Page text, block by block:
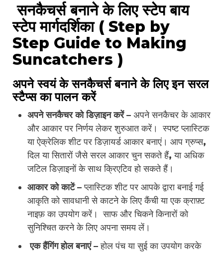
सनकैचर्स बनाने के लिए स्टेप बाय
स्टेप मार्गदर्शिका ( Step by
Step Guide to Making
Suncatchers )
अपने स्वयं के सनकैचर्स बनाने के लिए इन सरल
स्टैप्स का पालन करें
अपने सनकैचर को डिज़ाइन करें – अपने सनकैचर के आकार
और आकार पर निर्णय लेकर शुरुआत करें। स्पष्ट प्लास्टिक
या ऐक्रेलिक शीट पर डिज़ायर्ड आकार बनाएं। आप ग्रुप्स,
दिल या सितारों जैसे सरल आकार चुन सकते हैं, या अधिक
जटिल डिज़ाइनों के साथ क्रिएटिव हो सकते हैं।
आकार को काटें –प्लास्टिक शीट पर आपके द्वारा बनाई गई
आकृति को सावधानी से काटने के लिए कैंची या एक क्राफ़्ट
नाइफ़ का उपयोग करें। साफ और चिकने किनारों को
सुनिश्चित करने के लिए अपना समय लें।
एक हैंगिंग होल बनाएं –होल पंच या सुई का उपयोग करके